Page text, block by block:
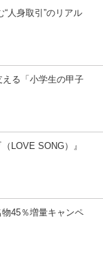
人身取引”のリアル
る「小学生の甲子
LOVE SONG）』
45％増量キャンペ